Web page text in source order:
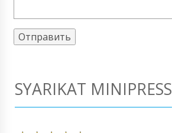
SYARIKAT MINIPRESS